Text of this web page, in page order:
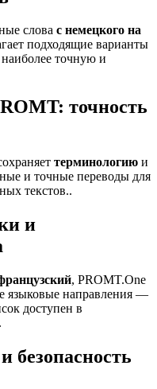
слова с немецкого на
подходящие варианты
точную и
точность
терминологию и
и точные переводы для
текстов..
и
, PROMT.One
языковые направления —
доступен в
безопасность